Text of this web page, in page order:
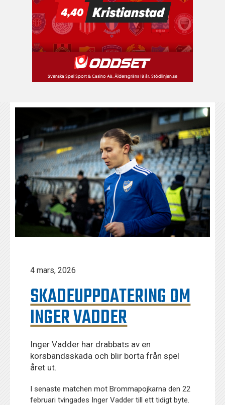
4 mars, 2026
SKADEUPPDATERING OM
INGER VADDER
Inger Vadder har drabbats av en
korsbandsskada och blir borta från spel
året ut.
I senaste matchen mot Brommapojkarna den 22
februari tvingades Inger Vadder till ett tidigt byte.